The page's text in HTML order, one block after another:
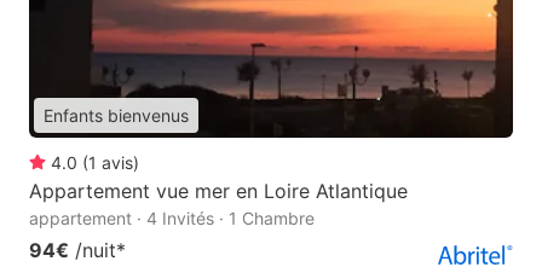
Enfants bienvenus
4.0 (1 avis)
Appartement vue mer en Loire Atlantique
appartement · 4 Invités · 1 Chambre
94€ /nuit*